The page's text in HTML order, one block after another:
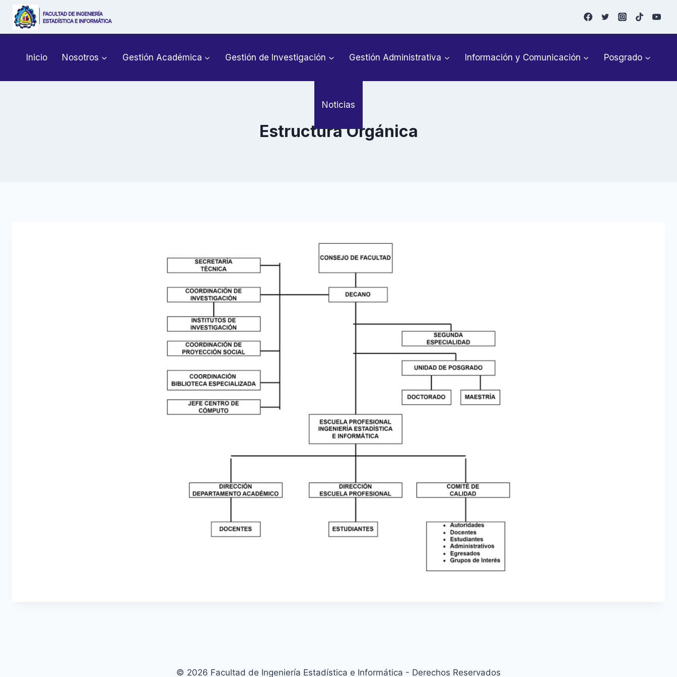
Saltar
contenido
Inicio Nosotros Gestión Académica Gestión de Investigación Gestión Administrativa Información y Comunicación Posgrado
Noticias
Estructura Orgánica
© 2026 Facultad de Ingeniería Estadística e Informática - Derechos Reservados